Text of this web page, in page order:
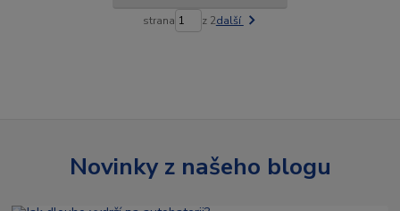
strana z 2další
Novinky z našeho blogu